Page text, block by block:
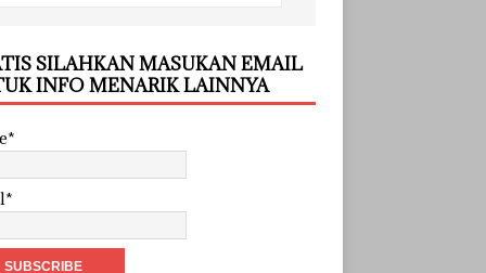
SILAHKAN MASUKAN EMAIL
INFO MENARIK LAINNYA